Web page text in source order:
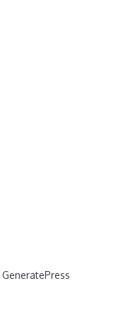
GeneratePress